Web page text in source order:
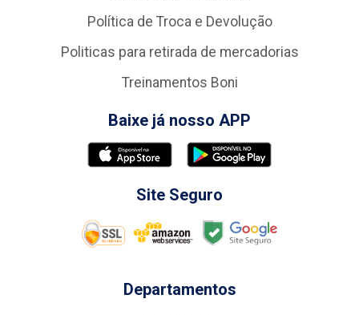
Política de Troca e Devolução
Politicas para retirada de mercadorias
Treinamentos Boni
Baixe já nosso APP
Site Seguro
Departamentos